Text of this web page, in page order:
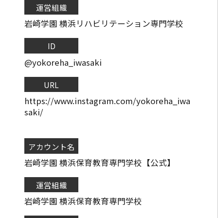
運営組織
岩崎学園 横浜リハビリテーション専門学校
ID
@yokoreha_iwasaki
URL
https://www.instagram.com/yokoreha_iwa
saki/
アカウント名
岩崎学園 横浜保育教育専門学校【公式】
運営組織
岩崎学園 横浜保育教育専門学校